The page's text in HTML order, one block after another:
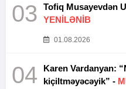
03
YENİLƏNİB
01.08.2026
04
Karen Vardanyan:
kiçiltməyəcəyik” -